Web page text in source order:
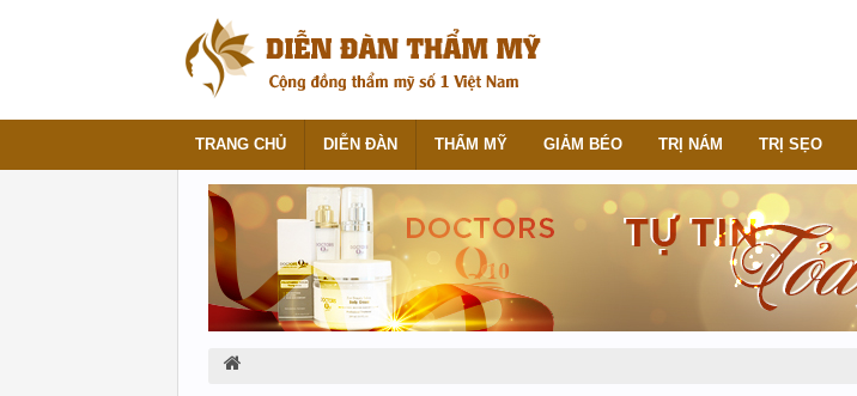
TRANG CHỦ DIỄN ĐÀN THẨM MỸ GIẢM BÉO TRỊ NÁM TRỊ SẸO